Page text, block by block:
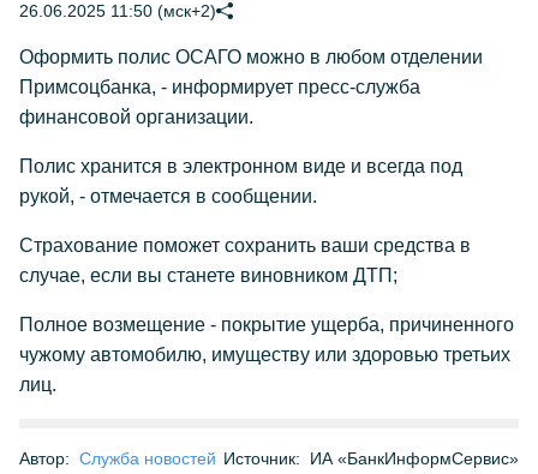
26.06.2025 11:50 (мск+2)
Оформить полис ОСАГО можно в любом отделении
Примсоцбанка, - информирует пресс-служба
финансовой организации.
Полис хранится в электронном виде и всегда под
рукой, - отмечается в сообщении.
Страхование поможет сохранить ваши средства в
случае, если вы станете виновником ДТП;
Полное возмещение - покрытие ущерба, причиненного
чужому автомобилю, имуществу или здоровью третьих
лиц.
Автор: Служба новостей Источник: ИА «БанкИнформСервис»